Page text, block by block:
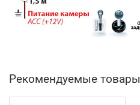
Рекомендуемые товары